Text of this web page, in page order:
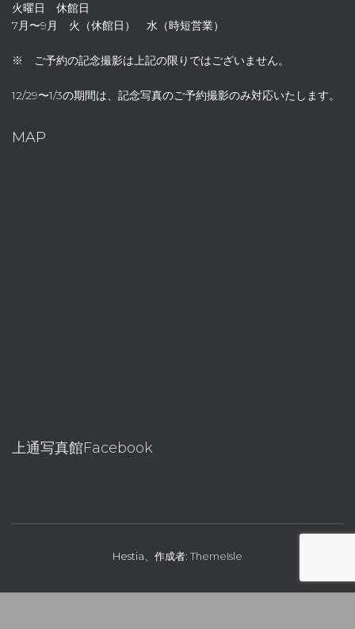
火曜日 休館日
7月〜9月 火（休館日） 水（時短営業）
※ ご予約の記念撮影は上記の限りではございません。
12/29〜1/3の期間は、記念写真のご予約撮影のみ対応いたします。
MAP
上通写真館Facebook
Hestia、作成者: ThemeIsle